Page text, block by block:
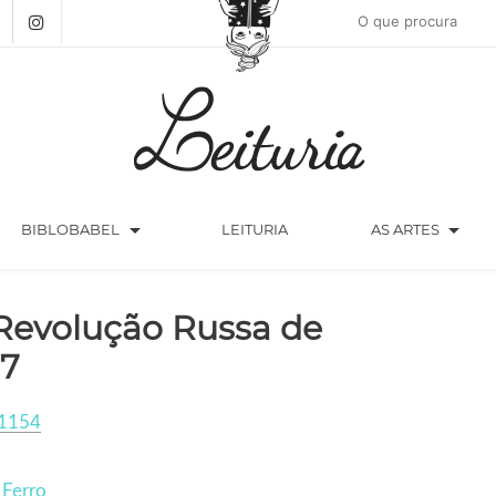
BIBLOBABEL arrow_drop_down LEITURIA AS ARTES arrow_drop_down
Russa de